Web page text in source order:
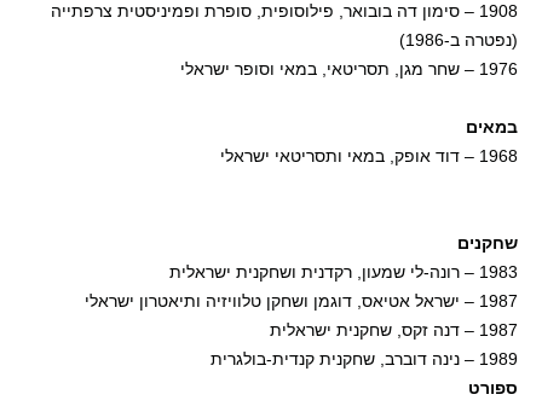
1908 – סימון דה בובואר, פילוסופית, סופרת ופמיניסטית צרפתייה
(נפטרה ב-1986)
1976 – שחר מגן, תסריטאי, במאי וסופר ישראלי
במאים
1968 – דוד אופק, במאי ותסריטאי ישראלי
שחקנים
1983 – רונה-לי שמעון, רקדנית ושחקנית ישראלית
1987 – ישראל אטיאס, דוגמן ושחקן טלוויזיה ותיאטרון ישראלי
1987 – דנה זקס, שחקנית ישראלית
1989 – נינה דוברב, שחקנית קנדית-בולגרית
ספורט